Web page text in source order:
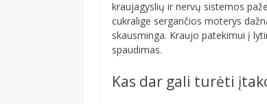
kraujagyslių ir nervų sistemos
cukralige sergančios moterys
skausminga. Kraujo patekimui į
spaudimas.
Kas dar gali turėti